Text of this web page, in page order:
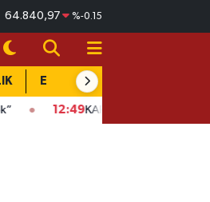
64.840,97 %-0.15
EĞİTİM
12:49 KAFUM’da Funda Arar gecesi: